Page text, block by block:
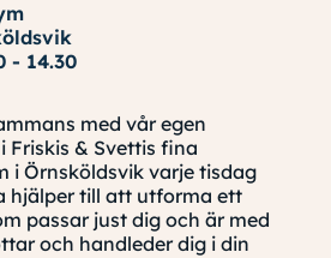
- 14.30
med vår egen
Friskis & Svettis fina
i Örnsköldsvik varje tisdag
hjälper till att utforma ett
passar just dig och är med
och handleder dig i din